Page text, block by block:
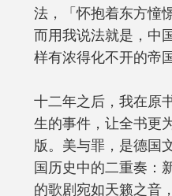
法，「怀抱着东方憧
而用我说法就是，中
样有浓得化不开的帝
十二年之后，我在原
生的事件，让全书更
版。美与罪，是德国
国历史中的二重奏：
的歌剧宛如天籁之音